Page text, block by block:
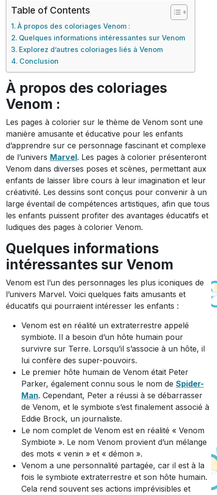
Table of Contents
À propos des coloriages Venom :
Quelques informations intéressantes sur Venom
Explorez d’autres coloriages liés à Venom
Conclusion
À propos des coloriages
Venom :
Les pages à colorier sur le thème de Venom sont une
manière amusante et éducative pour les enfants
d’apprendre sur ce personnage fascinant et complexe
de l’univers Marvel. Les pages à colorier présenteront
Venom dans diverses poses et scènes, permettant aux
enfants de laisser libre cours à leur imagination et leur
créativité. Les dessins sont conçus pour convenir à un
large éventail de compétences artistiques, afin que tous
les enfants puissent profiter des avantages éducatifs et
ludiques des pages à colorier Venom.
Quelques informations
intéressantes sur Venom
Venom est l’un des personnages les plus iconiques de
l’univers Marvel. Voici quelques faits amusants et
éducatifs qui pourraient intéresser les enfants :
Venom est en réalité un extraterrestre appelé
symbiote. Il a besoin d’un hôte humain pour
survivre sur Terre. Lorsqu’il s’associe à un hôte, il
lui confère des super-pouvoirs.
Le premier hôte humain de Venom était Peter
Parker, également connu sous le nom de Spider-
Man. Cependant, Peter a réussi à se débarrasser
de Venom, et le symbiote s’est finalement associé à
Eddie Brock, un journaliste.
Le nom complet de Venom est en réalité « Venom
Symbiote ». Le nom Venom provient d’un mélange
des mots « venin » et « démon ».
Venom a une personnalité partagée, car il est à la
fois le symbiote extraterrestre et son hôte humain.
Cela rend souvent ses actions imprévisibles et